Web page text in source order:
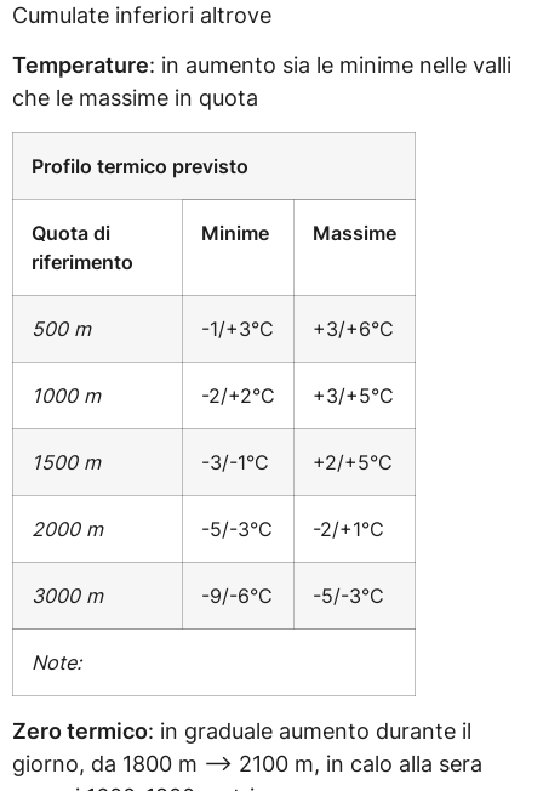
Cumulate inferiori altrove
Temperature: in aumento sia le minime nelle valli
che le massime in quota
Profilo termico previsto
Quota di
riferimento
Minime Massime
500 m -1/+3°C +3/+6°C
1000 m -2/+2°C +3/+5°C
1500 m -3/-1°C +2/+5°C
2000 m -5/-3°C -2/+1°C
3000 m -9/-6°C -5/-3°C
Note:
Zero termico: in graduale aumento durante il
giorno, da 1800 m –> 2100 m, in calo alla sera